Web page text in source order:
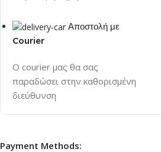
Αποστολή με
Courier
Ο courier μας θα σας
παραδώσει στην καθορισμένη
διεύθυνση
Payment Methods: